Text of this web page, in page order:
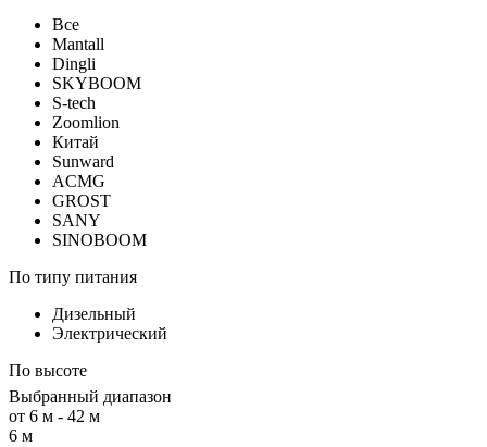
Все
Mantall
Dingli
SKYBOOM
S-tech
Zoomlion
Китай
Sunward
ACMG
GROST
SANY
SINOBOOM
По типу питания
Дизельный
Электрический
По высоте
Выбранный диапазон
от 6 м - 42 м
6 м